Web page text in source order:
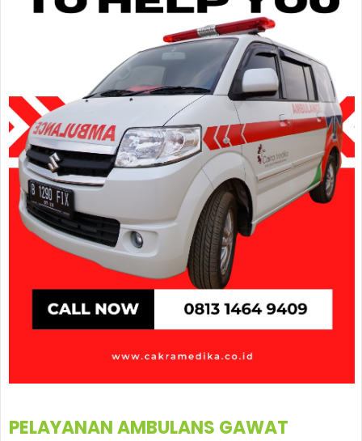
PELAYANAN AMBULANS GAWAT